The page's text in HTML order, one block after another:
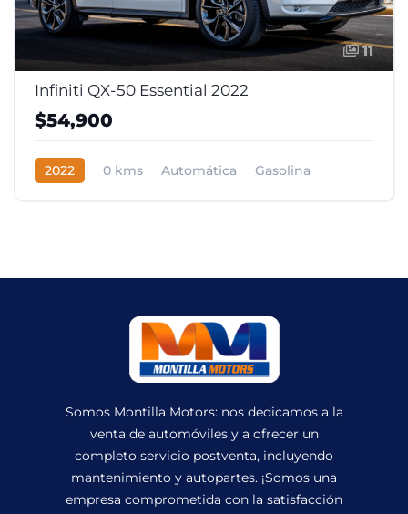
11
Infiniti QX-50 Essential 2022
$54,900
2022 0 kms Automática
Gasolina
Somos Montilla Motors: nos dedicamos a la
venta de automóviles y a ofrecer un
completo servicio postventa, incluyendo
mantenimiento y autopartes. ¡Somos una
empresa comprometida con la satisfacción